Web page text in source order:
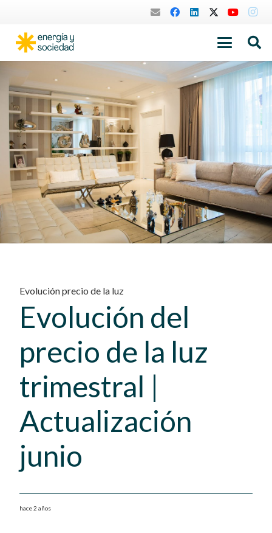
Evolución precio de la luz
Evolución del
precio de la luz
trimestral |
Actualización
junio
hace 2 años